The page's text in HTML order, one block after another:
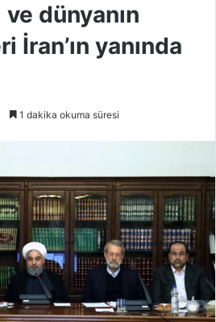
dünyanın
İran’ın yanında
1 dakika okuma süresi